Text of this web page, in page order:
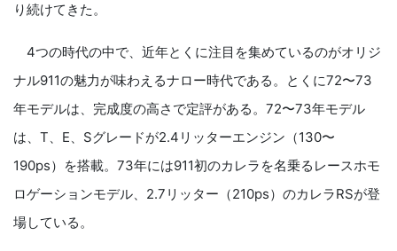
り続けてきた。
4つの時代の中で、近年とくに注目を集めているのがオリジ
ナル911の魅力が味わえるナロー時代である。とくに72〜73
年モデルは、完成度の高さで定評がある。72〜73年モデル
は、T、E、Sグレードが2.4リッターエンジン（130〜
190ps）を搭載。73年には911初のカレラを名乗るレースホモ
ロゲーションモデル、2.7リッター（210ps）のカレラRSが登
場している。